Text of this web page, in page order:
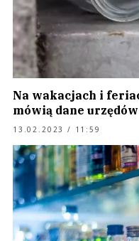
Na wakacjach i
mówią dane
13.02.2023 / 11:59